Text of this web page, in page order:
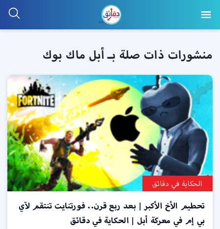
منشورات ذات صلة بـ أبل ماك بوك
الحكاية في دقائق
تحطيم الأخ الأكبر | بعد ربع قرن.. فورتنايت تنتقم لآي
بي إم في معركة أبل | الحكاية في دقائق